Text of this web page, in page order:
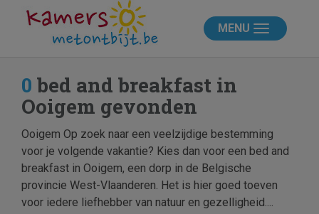
MENU
0 bed and breakfast in
Ooigem gevonden
Ooigem Op zoek naar een veelzijdige bestemming
voor je volgende vakantie? Kies dan voor een bed and
breakfast in Ooigem, een dorp in de Belgische
provincie West-Vlaanderen. Het is hier goed toeven
voor iedere liefhebber van natuur en gezelligheid....